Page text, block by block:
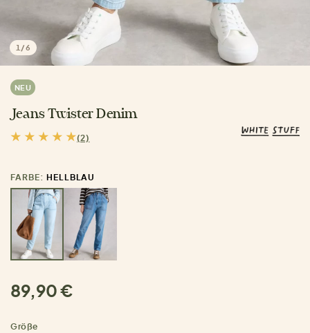
1 /6
NEU
Jeans Twister Denim
(2)
FARBE: HELLBLAU
89,90 €
Größe